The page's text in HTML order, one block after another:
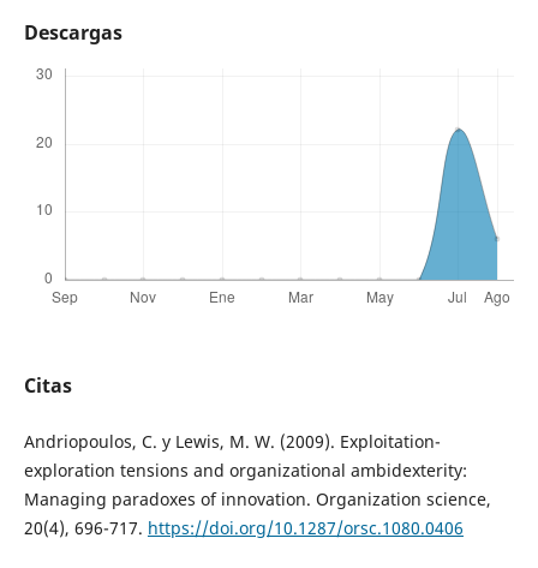
Descargas
Citas
Andriopoulos, C. y Lewis, M. W. (2009). Exploitation-
exploration tensions and organizational ambidexterity:
Managing paradoxes of innovation. Organization science,
20(4), 696-717. https://doi.org/10.1287/orsc.1080.0406